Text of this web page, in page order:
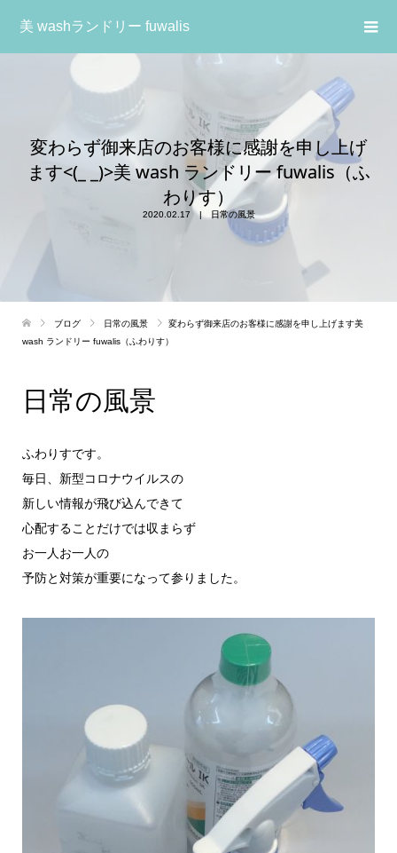
美 washランドリー fuwalis
変わらず御来店のお客様に感謝を申し上げ
ます<(_ _)>美 wash ランドリー fuwalis（ふ
わりす）
2020.02.17 日常の風景
ブログ 日常の風景
変わらず御来店のお客様に感謝を申し上げます美
wash ランドリー fuwalis（ふわりす）
日常の風景
ふわりすです。
毎日、新型コロナウイルスの
新しい情報が飛び込んできて
心配することだけでは収まらず
お一人お一人の
予防と対策が重要になって参りました。